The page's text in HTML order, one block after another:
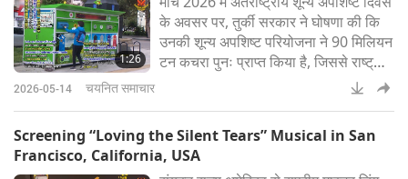
अलावा, माताओं को शिशुओं को पोषण का
आधार द
1:26
के अवसर पर, तुर्की सरकार ने घोषणा की कि
उनकी शून्य अपशिष्ट परियोजना ने 90 मिलियन
टन कचरा पुनः प्राप्त किया है, जिससे राष्ट्रीय
अर्थव्यवस्था में लगभग 8 बिलियन अमेरिकी
डॉलर का योगदान हुआ है। 2017 में शुरू की
विकसित होकर सतत जीवन शैली के लिए एक
अंतरराष्ट्रीय स्तर पर मान्यता प्राप्त मॉडल बन
2026-05-14 चयनित समाचार
Screening “Loving the Silent Tears” Musical in San
Francisco, California, USA